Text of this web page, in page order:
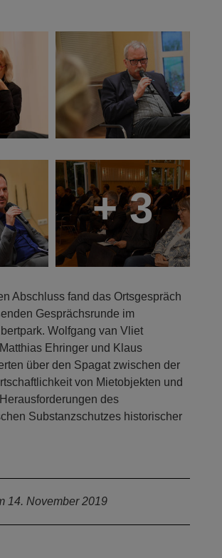
+ 3
Abschluss fand das Ortsgespräch
Gesprächsrunde im
Wolfgang van Vliet
Ehringer und Klaus
über den Spagat zwischen der
von Mietobjekten und
des
Substanzschutzes historischer
14. November 2019